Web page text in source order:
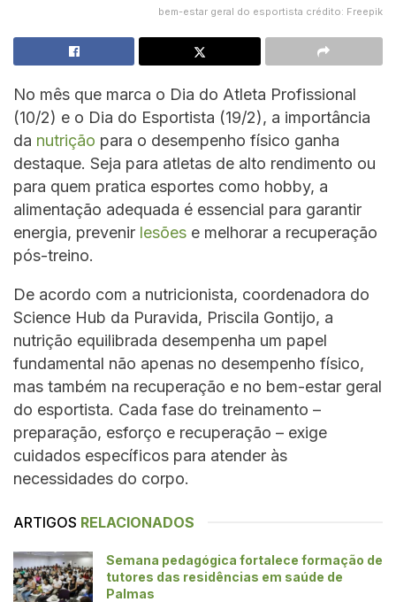
bem-estar geral do esportista crédito: Freepik
No mês que marca o Dia do Atleta Profissional
(10/2) e o Dia do Esportista (19/2), a importância
da nutrição para o desempenho físico ganha
destaque. Seja para atletas de alto rendimento ou
para quem pratica esportes como hobby, a
alimentação adequada é essencial para garantir
energia, prevenir lesões e melhorar a recuperação
pós-treino.
De acordo com a nutricionista, coordenadora do
Science Hub da Puravida, Priscila Gontijo, a
nutrição equilibrada desempenha um papel
fundamental não apenas no desempenho físico,
mas também na recuperação e no bem-estar geral
do esportista. Cada fase do treinamento –
preparação, esforço e recuperação – exige
cuidados específicos para atender às
necessidades do corpo.
ARTIGOS RELACIONADOS
Semana pedagógica fortalece formação de
tutores das residências em saúde de
Palmas